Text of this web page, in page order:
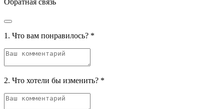
Обратная связь
1. Что вам понравилось? *
2. Что хотели бы изменить? *